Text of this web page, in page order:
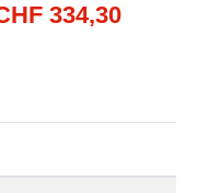
334,30